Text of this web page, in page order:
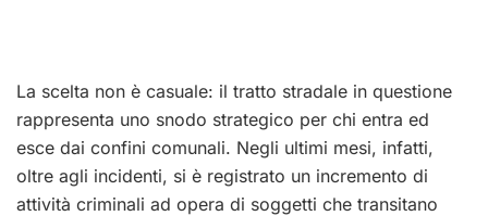
La scelta non è casuale: il tratto stradale in questione
rappresenta uno snodo strategico per chi entra ed
esce dai confini comunali. Negli ultimi mesi, infatti,
oltre agli incidenti, si è registrato un incremento di
attività criminali ad opera di soggetti che transitano